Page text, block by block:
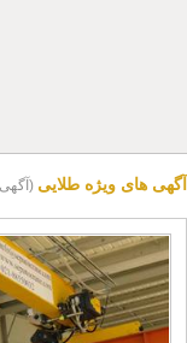
آگهی های ویژه طلایی